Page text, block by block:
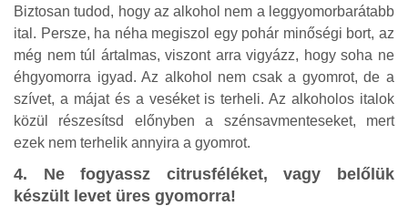
Biztosan tudod, hogy az alkohol nem a leggyomorbarátabb
ital. Persze, ha néha megiszol egy pohár minőségi bort, az
még nem túl ártalmas, viszont arra vigyázz, hogy soha ne
éhgyomorra igyad. Az alkohol nem csak a gyomrot, de a
szívet, a májat és a veséket is terheli. Az alkoholos italok
közül részesítsd előnyben a szénsavmenteseket, mert
ezek nem terhelik annyira a gyomrot.
4. Ne fogyassz citrusféléket, vagy belőlük
készült levet üres gyomorra!